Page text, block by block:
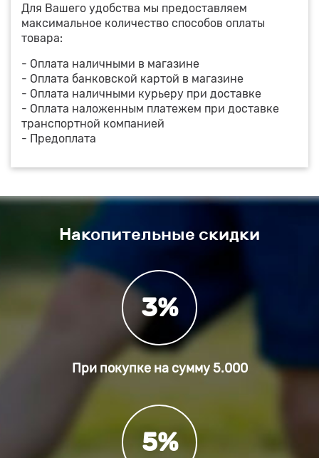
Для Вашего удобства мы предоставляем
максимальное количество способов оплаты
товара:
- Оплата наличными в магазине
- Оплата банковской картой в магазине
- Оплата наличными курьеру при доставке
- Оплата наложенным платежем при доставке
транспортной компанией
- Предоплата
Накопительные скидки
3%
При покупке на сумму5.000
5%